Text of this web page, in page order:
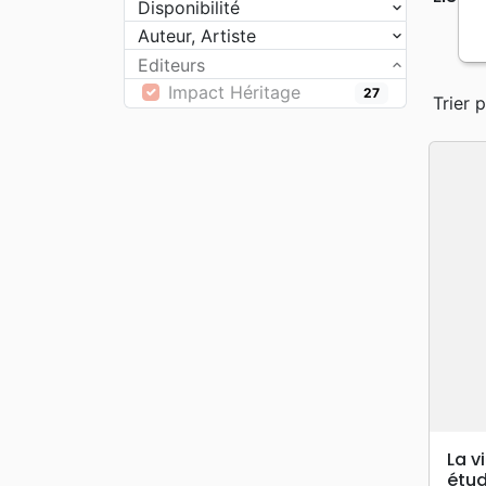
Disponibilité
Auteur, Artiste
Editeurs
Impact Héritage
27 Trier
La